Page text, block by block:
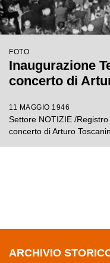
FOTO
Inaugurazione
concerto di
11 MAGGIO 1946
Settore NOTIZIE /
concerto di Arturo
ARCHIVIO